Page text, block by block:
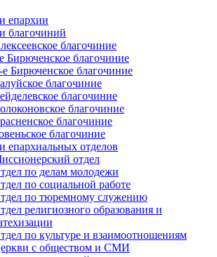
епархии
благочиний
благочиние
Бирюченское благочиние
Бирюченское благочиние
благочиние
благочиние
благочиние
благочиние
благочиние
епархиальных отделов
отдел
по делам молодежи
по социальной работе
по тюремному служению
религиозного образования и
по культуре и взаимоотношениям
с обществом и СМИ